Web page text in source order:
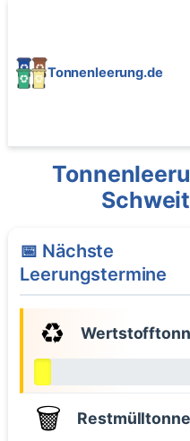
Tonnenleerung.de
📅 Nächste
Leerungstermine
♻️
🗑️ Restmülltonne